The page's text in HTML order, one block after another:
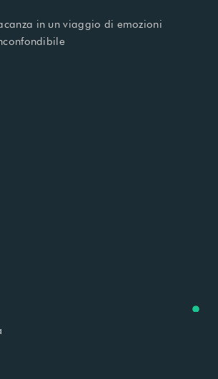
in un viaggio di emozioni